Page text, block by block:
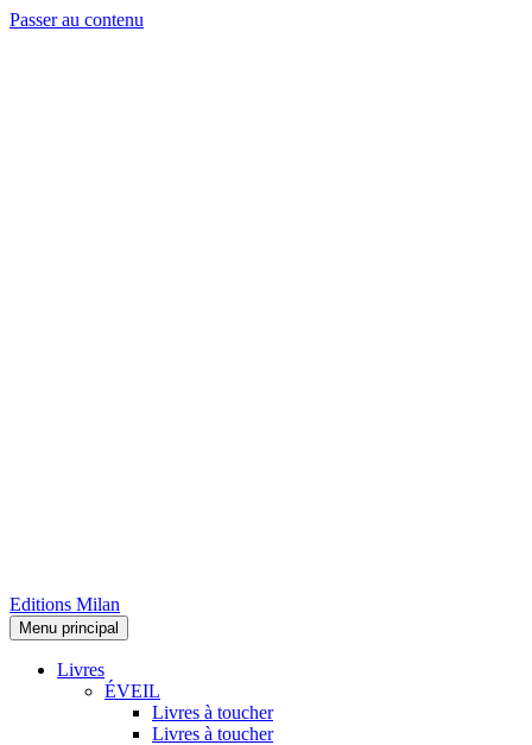
Passer au contenu
Editions Milan
Menu principal
Livres
ÉVEIL
Livres à toucher
Livres à toucher